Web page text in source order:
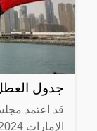
جدول العطل
قد اعتمد